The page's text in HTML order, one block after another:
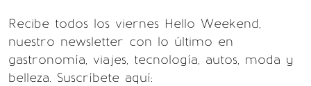
Recibe todos los viernes Hello Weekend,
nuestro newsletter con lo último en
gastronomía, viajes, tecnología, autos, moda y
belleza. Suscríbete aquí: